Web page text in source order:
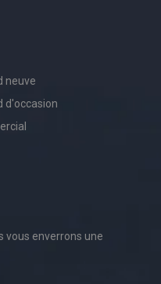
neuve
d'occasion
vous enverrons une